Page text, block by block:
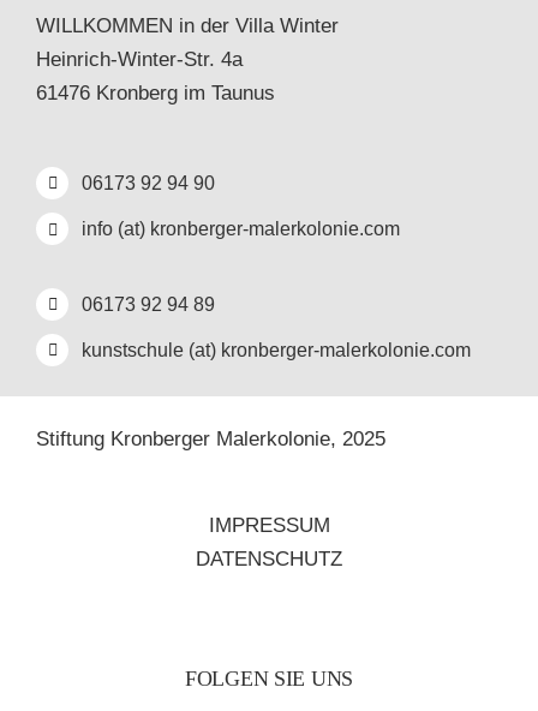
WILLKOMMEN in der Villa Winter
Heinrich-Winter-Str. 4a
61476 Kronberg im Taunus
06173 92 94 90
info (at) kronberger-malerkolonie.com
06173 92 94 89
kunstschule (at) kronberger-malerkolonie.com
Stiftung Kronberger Malerkolonie, 2025
IMPRESSUM
DATENSCHUTZ
FOLGEN SIE UNS